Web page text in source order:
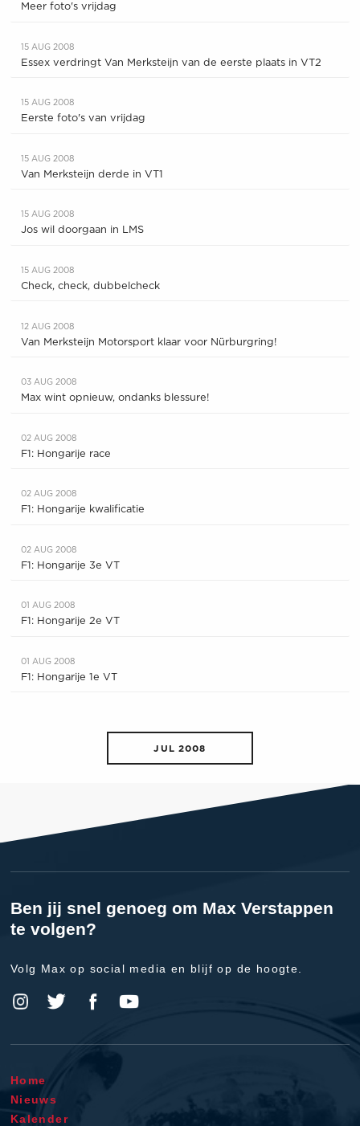
Meer foto's vrijdag
15 AUG 2008
Essex verdringt Van Merksteijn van de eerste plaats in VT2
15 AUG 2008
Eerste foto's van vrijdag
15 AUG 2008
Van Merksteijn derde in VT1
15 AUG 2008
Jos wil doorgaan in LMS
15 AUG 2008
Check, check, dubbelcheck
12 AUG 2008
Van Merksteijn Motorsport klaar voor Nürburgring!
03 AUG 2008
Max wint opnieuw, ondanks blessure!
02 AUG 2008
F1: Hongarije race
02 AUG 2008
F1: Hongarije kwalificatie
02 AUG 2008
F1: Hongarije 3e VT
01 AUG 2008
F1: Hongarije 2e VT
01 AUG 2008
F1: Hongarije 1e VT
JUL 2008
Ben jij snel genoeg om Max Verstappen
te volgen?
Volg Max op social media en blijf op de hoogte.
Home
Nieuws
Kalender